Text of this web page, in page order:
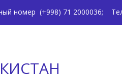
номер (+998) 71 2000036;